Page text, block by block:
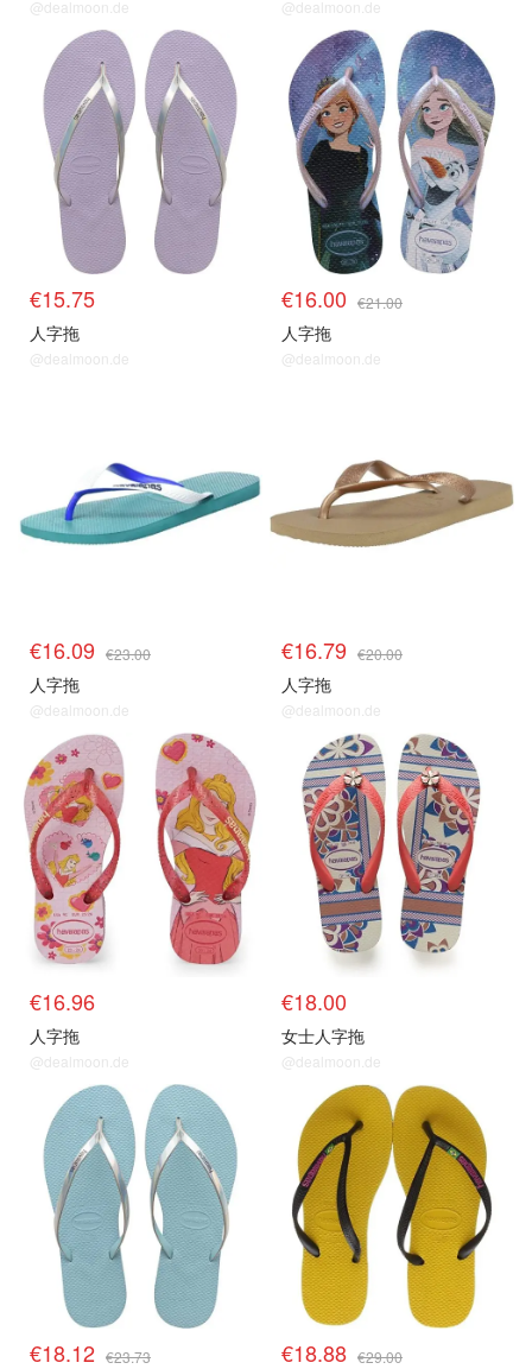
@dealmoon.de @dealmoon.de
€15.75
人字拖
@dealmoon.de
€16.00 €21.00
人字拖
@dealmoon.de
€16.09 €23.00
人字拖
@dealmoon.de
€16.79 €20.00
人字拖
@dealmoon.de
€16.96
人字拖
@dealmoon.de
€18.00
女士人字拖
@dealmoon.de
€18.12 €23.73 €18.88 €29.00